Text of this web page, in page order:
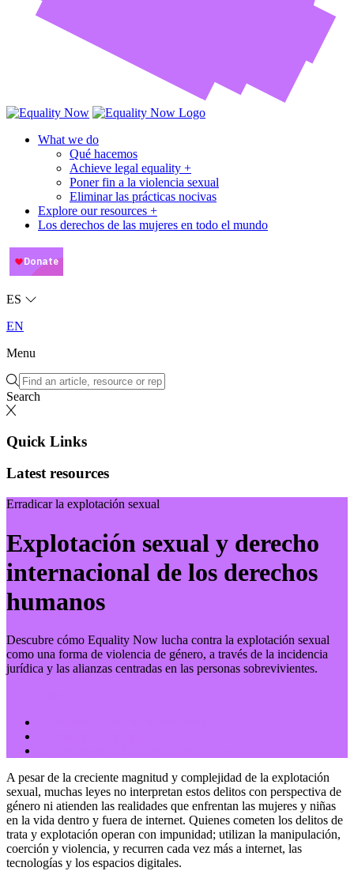
What we do
Qué hacemos
Achieve legal equality +
Poner fin a la violencia sexual
Eliminar las prácticas nocivas
Explore our resources +
Los derechos de las mujeres en todo el mundo
ES
EN
Menu
Search
Quick Links
Latest resources
Erradicar la explotación sexual
Explotación sexual y derecho
internacional de los derechos
humanos
Descubre cómo Equality Now lucha contra la explotación sexual
como una forma de violencia de género, a través de la incidencia
jurídica y las alianzas centradas en las personas sobrevivientes.
A pesar de la creciente magnitud y complejidad de la explotación
sexual, muchas leyes no interpretan estos delitos con perspectiva de
género ni atienden las realidades que enfrentan las mujeres y niñas
en la vida dentro y fuera de internet. Quienes cometen los delitos de
trata y explotación operan con impunidad; utilizan la manipulación,
coerción y violencia, y recurren cada vez más a internet, las
tecnologías y los espacios digitales.